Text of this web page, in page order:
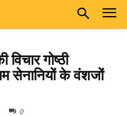
गोष्ठी
सेनानियों के वंशजों
0